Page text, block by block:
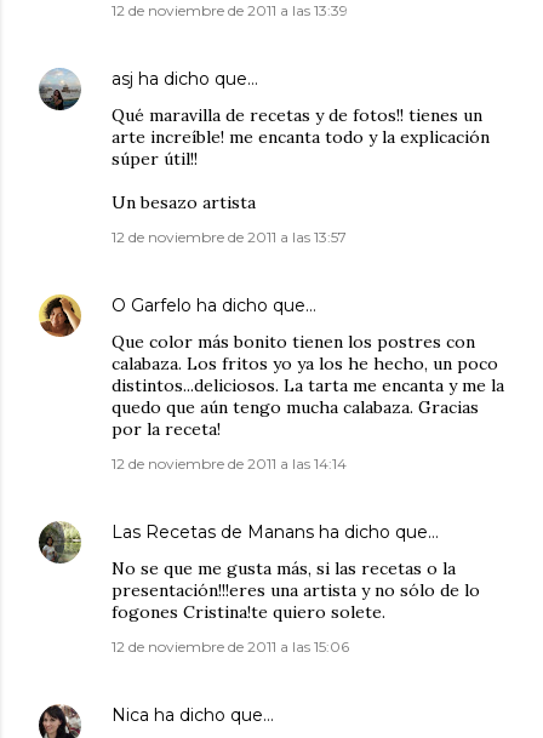
12 de noviembre de 2011 a las 13:39
asj ha dicho que…
Qué maravilla de recetas y de fotos!! tienes un
arte increíble! me encanta todo y la explicación
súper útil!!
Un besazo artista
12 de noviembre de 2011 a las 13:57
O Garfelo ha dicho que…
Que color más bonito tienen los postres con
calabaza. Los fritos yo ya los he hecho, un poco
distintos...deliciosos. La tarta me encanta y me la
quedo que aún tengo mucha calabaza. Gracias
por la receta!
12 de noviembre de 2011 a las 14:14
Las Recetas de Manans ha dicho que…
No se que me gusta más, si las recetas o la
presentación!!!eres una artista y no sólo de lo
fogones Cristina!te quiero solete.
12 de noviembre de 2011 a las 15:06
Nica ha dicho que…